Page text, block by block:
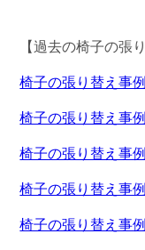
【過去の椅子の張
椅子の張り替え事
椅子の張り替え事
椅子の張り替え事
椅子の張り替え事
椅子の張り替え事